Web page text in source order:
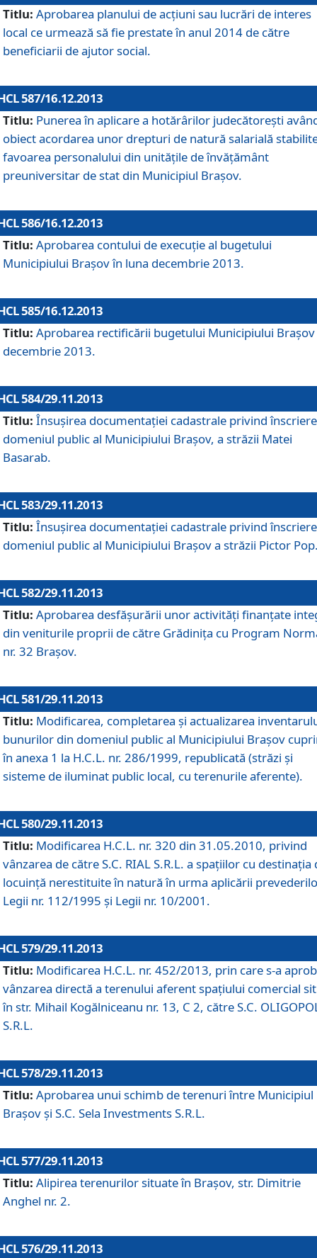
Titlu: Aprobarea planului de acţiuni sau lucrări de interes
local ce urmează să fie prestate în anul 2014 de către
beneficiarii de ajutor social.
587/16.12.2013
Titlu: Punerea în aplicare a hotărârilor judecătoreşti
obiect acordarea unor drepturi de natură salarială
favoarea personalului din unităţile de învăţământ
preuniversitar de stat din Municipiul Braşov.
586/16.12.2013
Titlu: Aprobarea contului de execuţie al bugetului
Municipiului Braşov în luna decembrie 2013.
585/16.12.2013
Titlu: Aprobarea rectificării bugetului Municipiului Braşov
decembrie 2013.
584/29.11.2013
Titlu: Însuşirea documentaţiei cadastrale privind
domeniul public al Municipiului Braşov, a străzii Matei
Basarab.
583/29.11.2013
Titlu: Însuşirea documentaţiei cadastrale privind
domeniul public al Municipiului Braşov a străzii Pictor
582/29.11.2013
Titlu: Aprobarea desfăşurării unor activităţi finanţate
din veniturile proprii de către Grădiniţa cu Program
nr. 32 Braşov.
581/29.11.2013
Titlu: Modificarea, completarea şi actualizarea
bunurilor din domeniul public al Municipiului Braşov
în anexa 1 la H.C.L. nr. 286/1999, republicată (străzi şi
sisteme de iluminat public local, cu terenurile aferente).
580/29.11.2013
Titlu: Modificarea H.C.L. nr. 320 din 31.05.2010, privind
vânzarea de către S.C. RIAL S.R.L. a spaţiilor cu destinaţia
locuinţă nerestituite în natură în urma aplicării
Legii nr. 112/1995 şi Legii nr. 10/2001.
579/29.11.2013
Titlu: Modificarea H.C.L. nr. 452/2013, prin care s-a
vânzarea directă a terenului aferent spaţiului comercial
în str. Mihail Kogălniceanu nr. 13, C 2, către S.C.
S.R.L.
578/29.11.2013
Titlu: Aprobarea unui schimb de terenuri între Municipiul
Braşov şi S.C. Sela Investments S.R.L.
577/29.11.2013
Titlu: Alipirea terenurilor situate în Braşov, str. Dimitrie
Anghel nr. 2.
576/29.11.2013